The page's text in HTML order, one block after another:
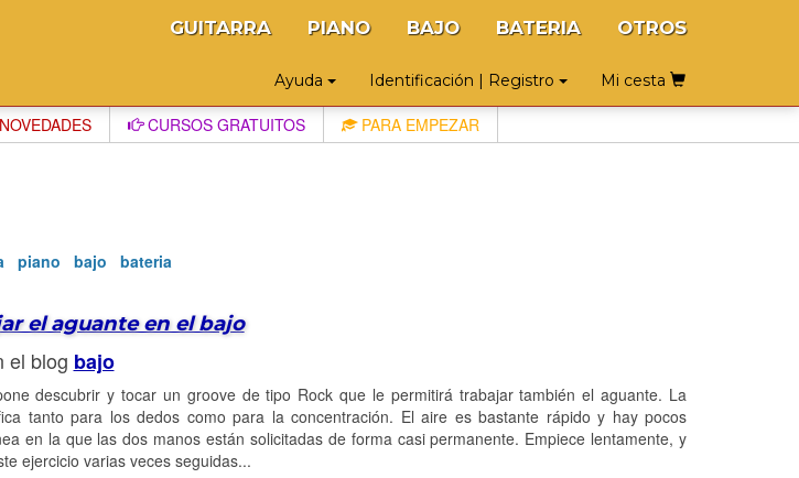
GUITARRA PIANO BAJO BATERIA OTROS
Ayuda Identificación | Registro Mi cesta
NOVEDADES CURSOS GRATUITOS PARA EMPEZAR
piano bajo bateria
el aguante en el bajo
el blog bajo
descubrir y tocar un groove de tipo Rock que le permitirá trabajar también el aguante. La
tanto para los dedos como para la concentración. El aire es bastante rápido y hay pocos
en la que las dos manos están solicitadas de forma casi permanente. Empiece lentamente, y
ejercicio varias veces seguidas...